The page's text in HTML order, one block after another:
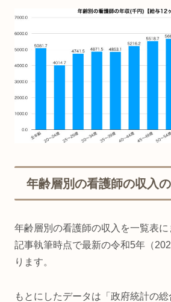
年齢層別の看護師の収入
年齢層別の看護師の収入を一覧表に
記事執筆時点で最新の令和5年（
ります。
もとにしたデータは「政府統計の総